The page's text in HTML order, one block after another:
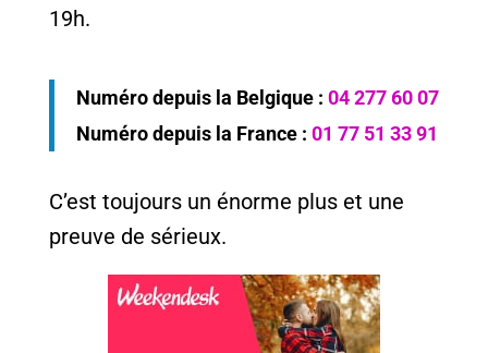
19h.
Numéro depuis la Belgique : 04 277 60 07
Numéro depuis la France : 01 77 51 33 91
C’est toujours un énorme plus et une
preuve de sérieux.